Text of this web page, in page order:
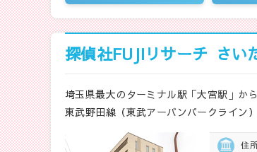
探偵社FUJIリサーチ さい
埼玉県最大のターミナル駅「大宮駅」か
東武野田線（東武アーバンパークライン
住